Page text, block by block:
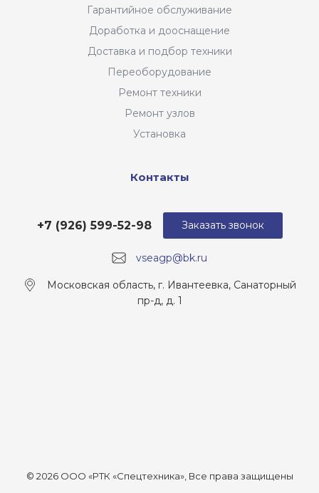
Гарантийное обслуживание
Доработка и дооснащение
Доставка и подбор техники
Переоборудование
Ремонт техники
Ремонт узлов
Установка
Контакты
vseagp@bk.ru
+7 (926) 599-52-98
Московская область, г. Ивантеевка, Санаторный
пр-д, д. 1
Заказать звонок
© 2026 ООО «РТК «Спецтехника», Все права защищены